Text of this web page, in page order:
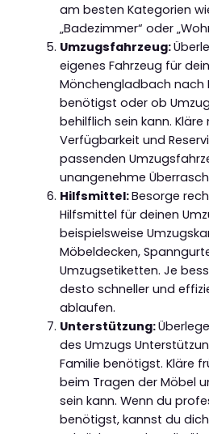
am besten Kategorien
„Badezimmer“ oder
Umzugsfahrzeug:
eigenes Fahrzeug für
Mönchengladbach nach
benötigst oder ob
behilflich sein kann.
Verfügbarkeit und
passenden
unangenehme
Hilfsmittel:Besorge
Hilfsmittel für deinen
beispielsweise
Möbeldecken,
Umzugsetiketten. Je
desto schneller und
ablaufen.
Unterstützung:
des Umzugs
Familie benötigst. Kläre
beim Tragen der Möbel
sein kann. Wenn du
benötigst, kannst du